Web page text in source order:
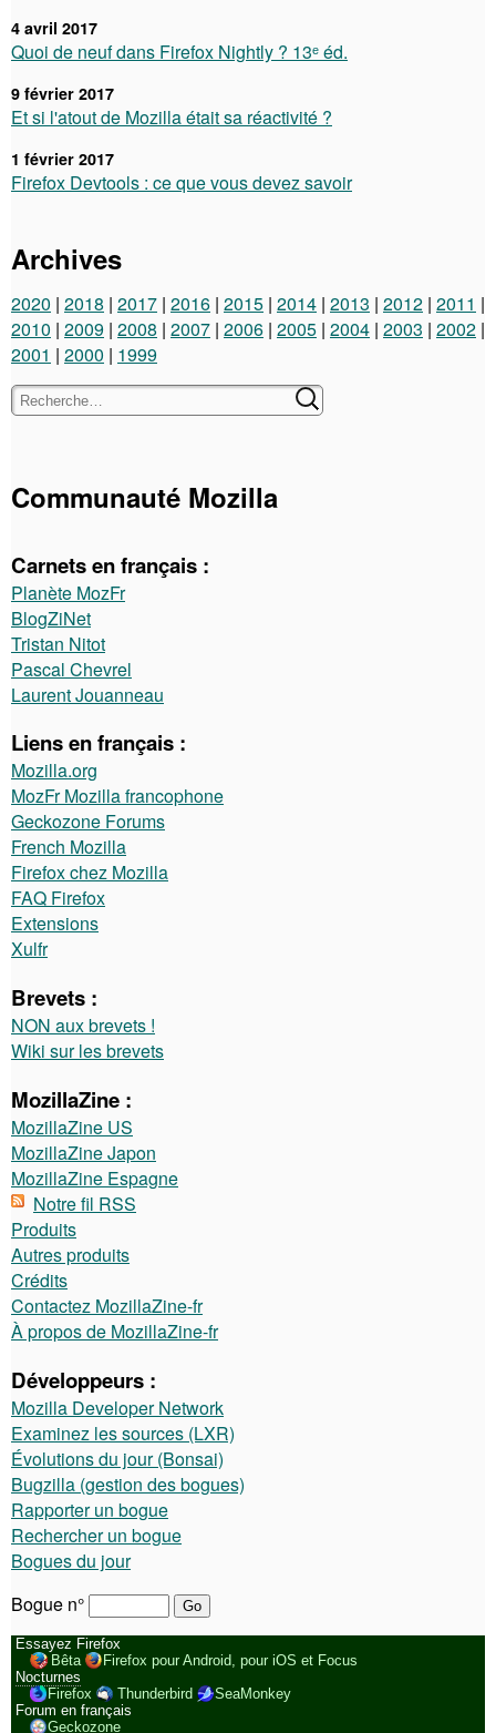
4 avril 2017
Quoi de neuf dans Firefox Nightly ? 13ᵉ éd.
9 février 2017
Et si l'atout de Mozilla était sa réactivité ?
1 février 2017
Firefox Devtools : ce que vous devez savoir
Archives
2020 2018 2017 2016 2015 2014 2013 2012 2011
2010 2009 2008 2007 2006 2005 2004 2003 2002
2001
2000 1999
Communauté Mozilla
Carnets en français :
Planète MozFr
BlogZiNet
Tristan Nitot
Pascal Chevrel
Laurent Jouanneau
Liens en français :
Mozilla.org
MozFr Mozilla francophone
Geckozone Forums
French Mozilla
Firefox chez Mozilla
FAQ Firefox
Extensions
Xulfr
Brevets :
NON aux brevets !
Wiki sur les brevets
MozillaZine :
MozillaZine US
MozillaZine Japon
MozillaZine Espagne
Notre fil RSS
Produits
Autres produits
Crédits
Contactez MozillaZine-fr
À propos de MozillaZine-fr
Développeurs :
Mozilla Developer Network
Examinez les sources (LXR)
Évolutions du jour (Bonsai)
Bugzilla (gestion des bogues)
Rapporter un bogue
Rechercher un bogue
Bogues du jour
Bogue n°
Essayez Firefox
Bêta
Firefox pour Android, pour iOS et Focus
Nocturnes
Firefox
Thunderbird
SeaMonkey
Forum en français
Geckozone